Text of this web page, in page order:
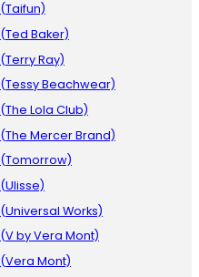
(Taifun)
(Ted Baker)
(Terry Ray)
(Tessy Beachwear)
(The Lola Club)
(The Mercer Brand)
(Tomorrow)
(Ulisse)
(Universal Works)
(V by Vera Mont)
(Vera Mont)